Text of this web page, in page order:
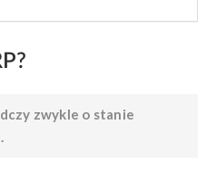
zwykle o stanie